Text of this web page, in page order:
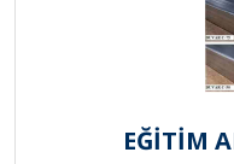
EĞİTİM